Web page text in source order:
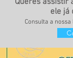
ele já
Consulta a